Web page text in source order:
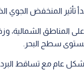
تأثير المنخفض الجوي
المناطق الشمالية،
عام مع تساقط